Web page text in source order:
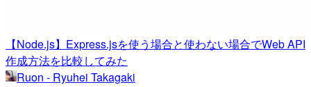
【Node.js】Express.jsを使う場合と使わない場合でWeb API
作成方法を比較してみた
Ruon - Ryuhei Takagaki